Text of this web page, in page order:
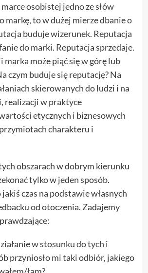
osobistej jedno ze słów
markę, to w dużej mierze dbanie o
buduje wizerunek. Reputacja
do marki. Reputacja sprzedaje.
może piąć się w górę lub
czym buduje się reputację? Na
skierowanych do ludzi i na
realizacji w praktyce
etycznych i biznesowych
charakteru i
obszarach w dobrym kierunku
tylko w jeden sposób.
czas na podstawie własnych
od otoczenia. Zadajemy
w stosunku do tych i
przyniosło mi taki odbiór, jakiego